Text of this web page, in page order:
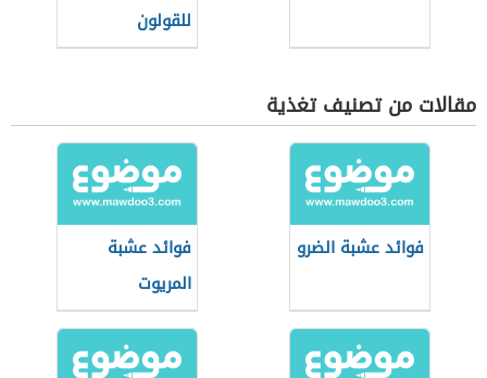
للقولون
مقالات من تصنيف تغذية
فوائد عشبة الضرو
فوائد عشبة
المريوت